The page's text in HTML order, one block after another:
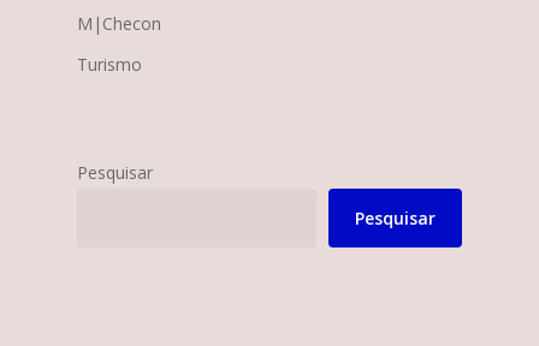
M|Checon
Turismo
Pesquisar
Pesquisar